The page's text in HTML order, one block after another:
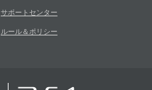
サポートセンター
ルール＆ポリシー